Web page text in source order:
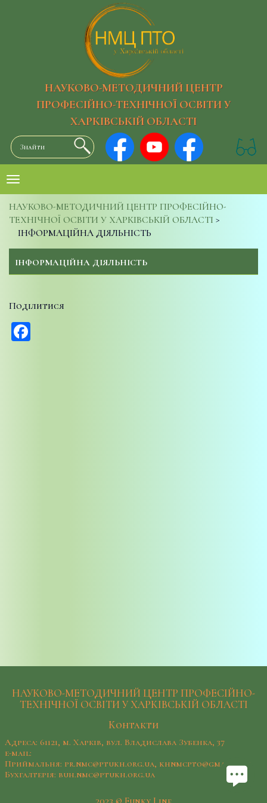
НАУКОВО-МЕТОДИЧНИЙ ЦЕНТР
ПРОФЕСІЙНО-ТЕХНІЧНОЇ ОСВІТИ У
ХАРКІВСЬКІЙ ОБЛАСТІ
НАУКОВО-МЕТОДИЧНИЙ ЦЕНТР ПРОФЕСІЙНО-
ТЕХНІЧНОЇ ОСВІТИ У ХАРКІВСЬКІЙ ОБЛАСТІ >
ІНФОРМАЦІЙНА ДІЯЛЬНІСТЬ
ІНФОРМАЦІЙНА ДІЯЛЬНІСТЬ
Поділитися
НАУКОВО-МЕТОДИЧНИЙ ЦЕНТР ПРОФЕСІЙНО-
ТЕХНІЧНОЇ ОСВІТИ У ХАРКІВСЬКІЙ ОБЛАСТІ
Контакти
Адреса: 61121, м. Харків, вул. Владислава Зубенка, 37
e-mail:
Приймальня: pr.nmc@ptukh.org.ua, khnmcpto@gmail.com
Бухгалтерія: buh.nmc@ptukh.org.ua